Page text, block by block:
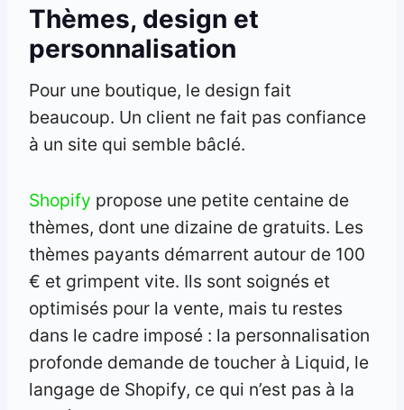
Thèmes, design et
personnalisation
Pour une boutique, le design fait
beaucoup. Un client ne fait pas confiance
à un site qui semble bâclé.
Shopify propose une petite centaine de
thèmes, dont une dizaine de gratuits. Les
thèmes payants démarrent autour de 100
€ et grimpent vite. Ils sont soignés et
optimisés pour la vente, mais tu restes
dans le cadre imposé : la personnalisation
profonde demande de toucher à Liquid, le
langage de Shopify, ce qui n’est pas à la